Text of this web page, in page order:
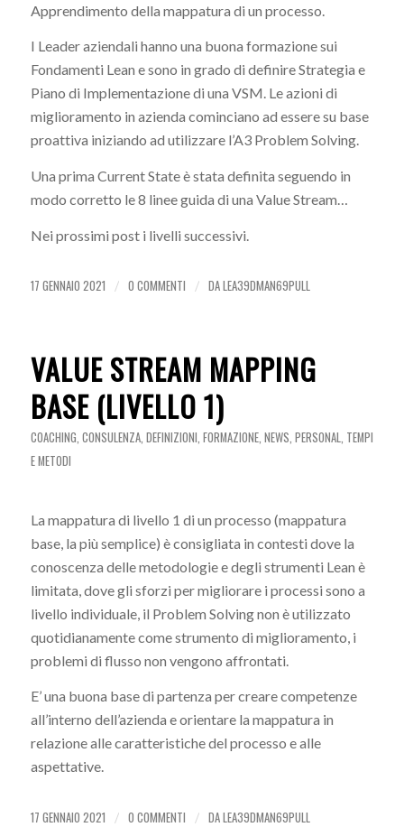
Apprendimento della mappatura di un processo.
I Leader aziendali hanno una buona formazione sui
Fondamenti Lean e sono in grado di definire Strategia e
Piano di Implementazione di una VSM. Le azioni di
miglioramento in azienda cominciano ad essere su base
proattiva iniziando ad utilizzare l’A3 Problem Solving.
Una prima Current State è stata definita seguendo in
modo corretto le 8 linee guida di una Value Stream…
Nei prossimi post i livelli successivi.
17 GENNAIO 2021 / 0 COMMENTI / DALEA39DMAN69PULL
VALUE STREAM MAPPING
BASE (LIVELLO 1)
COACHING, CONSULENZA, DEFINIZIONI, FORMAZIONE, NEWS, PERSONAL, TEMPI
E METODI
La mappatura di livello 1 di un processo (mappatura
base, la più semplice) è consigliata in contesti dove la
conoscenza delle metodologie e degli strumenti Lean è
limitata, dove gli sforzi per migliorare i processi sono a
livello individuale, il Problem Solving non è utilizzato
quotidianamente come strumento di miglioramento, i
problemi di flusso non vengono affrontati.
E’ una buona base di partenza per creare competenze
all’interno dell’azienda e orientare la mappatura in
relazione alle caratteristiche del processo e alle
aspettative.
17 GENNAIO 2021 / 0 COMMENTI / DALEA39DMAN69PULL